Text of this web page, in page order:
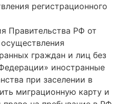
регистрационного
Правительства РФ от
граждан и лиц без
иностранные
при заселении в
миграционную карту и